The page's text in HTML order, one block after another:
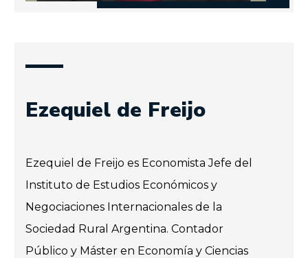
Ezequiel de Freijo
Ezequiel de Freijo es Economista Jefe del
Instituto de Estudios Económicos y
Negociaciones Internacionales de la
Sociedad Rural Argentina. Contador
Público y Máster en Economía y Ciencias